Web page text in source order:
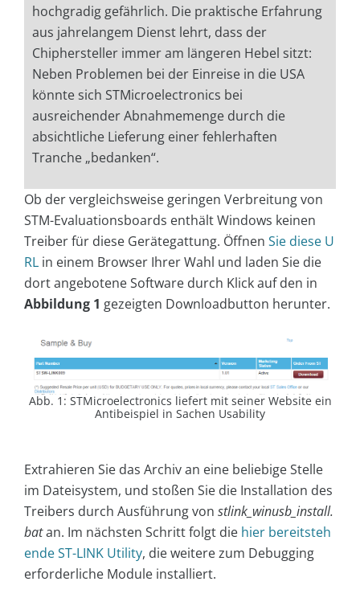
hochgradig gefährlich. Die praktische Erfahrung
aus jahrelangem Dienst lehrt, dass der
Chiphersteller immer am längeren Hebel sitzt:
Neben Problemen bei der Einreise in die USA
könnte sich STMicroelectronics bei
ausreichender Abnahmemenge durch die
absichtliche Lieferung einer fehlerhaften
Tranche „bedanken“.
Ob der vergleichsweise geringen Verbreitung von
STM-Evaluationsboards enthält Windows keinen
Treiber für diese Gerätegattung. Öffnen Sie diese U
RL in einem Browser Ihrer Wahl und laden Sie die
dort angebotene Software durch Klick auf den in
Abbildung 1 gezeigten Downloadbutton herunter.
Abb. 1: STMicroelectronics liefert mit seiner Website ein
Antibeispiel in Sachen Usability
Extrahieren Sie das Archiv an eine beliebige Stelle
im Dateisystem, und stoßen Sie die Installation des
Treibers durch Ausführung von stlink_winusb_install.
batan. Im nächsten Schritt folgt die hier bereitsteh
ende ST-LINK Utility, die weitere zum Debugging
erforderliche Module installiert.